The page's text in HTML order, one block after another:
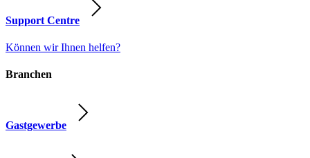
Support Centre
Können wir Ihnen helfen?
Branchen
Gastgewerbe